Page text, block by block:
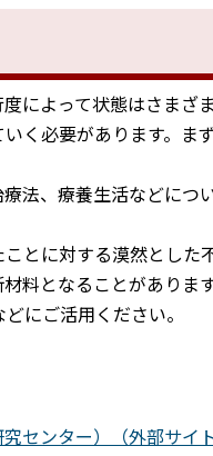
によって状態はさまざ
く必要があります。
法、療養生活などに
とに対する漠然とした
料となることがあります
にご活用ください。
センター）（外部サイト